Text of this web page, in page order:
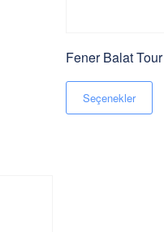
Fener Balat Tour
Seçenekler